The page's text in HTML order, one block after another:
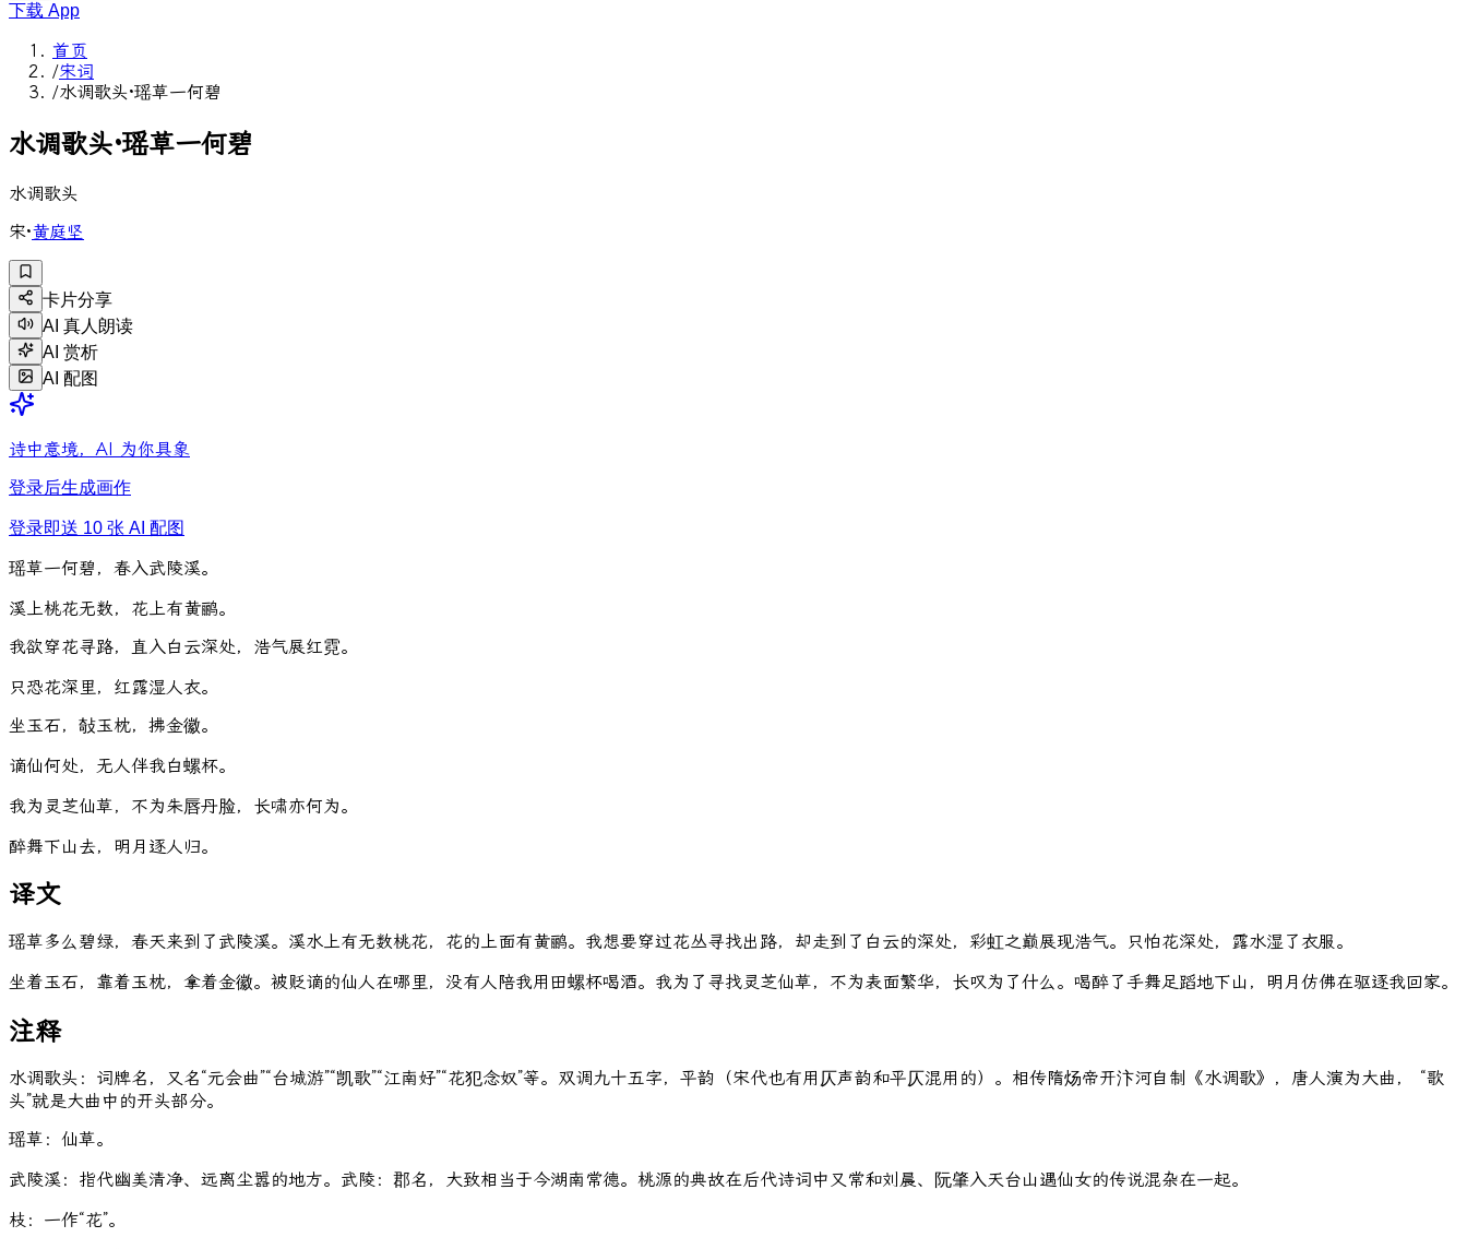
下载 App
首页
/宋词
/水调歌头·瑶草一何碧
水调歌头·瑶草一何碧
水调歌头
宋·黄庭坚
卡片分享
AI 真人朗读
AI 赏析
AI 配图
诗中意境，AI 为你具象
登录后生成画作
登录即送 10 张 AI 配图
瑶草一何碧 ， 春入武陵溪。
溪上桃花无数， 花上有黄鹂。
我欲穿花寻路， 直入白 云深处， 浩气展红霓。
只恐花深里， 红露湿人衣。
坐玉石， 敧玉枕， 拂金徽。
谪仙何处， 无人伴我白螺杯。
我为 灵芝仙草， 不为朱唇丹脸， 长啸亦何为。
醉舞下山去， 明 月 逐人归。
译文
瑶草多么碧绿，春天来到了武陵溪。溪水上有无数桃花，花的上面有黄鹂。我想要穿过花丛寻找出路，却走到了白云的深处，彩虹之巅展现浩气。只怕花深处，露水湿了衣服。
坐着玉石，靠着玉枕，拿着金徽。被贬谪的仙人在哪里，没有人陪我用田螺杯喝酒。我为了寻找灵芝仙草，不为表面繁华，长叹为了什么。喝醉了手舞足蹈地下山，明月仿佛在驱逐我回家。
注释
水调歌头：词牌名，又名“元会曲”“台城游”“凯歌”“江南好”“花犯念奴”等。双调九十五字，平韵（宋代也有用仄声韵和平仄混用的）。相传隋炀帝开汴河自制《水调歌》，唐人演为大曲， “歌
头”就是大曲中的开头部分。
瑶草：仙草。
武陵溪：指代幽美清净、远离尘嚣的地方。武陵：郡名，大致相当于今湖南常德。桃源的典故在后代诗词中又常和刘晨、阮肇入天台山遇仙女的传说混杂在一起。
枝：一作“花”。